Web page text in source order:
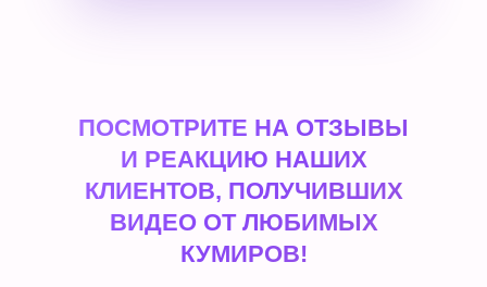
ПОСМОТРИТЕ НА ОТЗЫВЫ
И РЕАКЦИЮ НАШИХ
КЛИЕНТОВ, ПОЛУЧИВШИХ
ВИДЕО ОТ ЛЮБИМЫХ
КУМИРОВ!